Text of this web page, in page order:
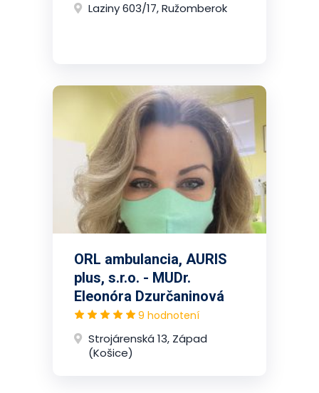
Laziny 603/17, Ružomberok
ORL ambulancia, AURIS
plus, s.r.o. - MUDr.
Eleonóra Dzurčaninová
9 hodnotení
Strojárenská 13, Západ
(Košice)